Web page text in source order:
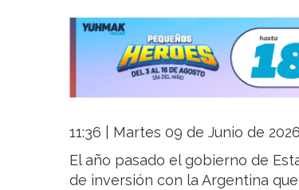
11:36 | Martes 09 de Junio de
El año pasado el gobierno de
de inversión con la Argentina